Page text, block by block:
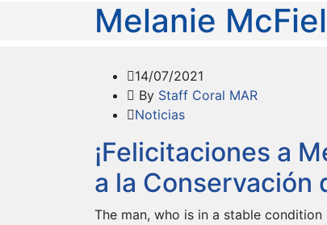
Melanie
14/07/2021
By Staff Coral MAR
Noticias
¡Felicitaciones a
a la Conservación
The man, who is in a stable